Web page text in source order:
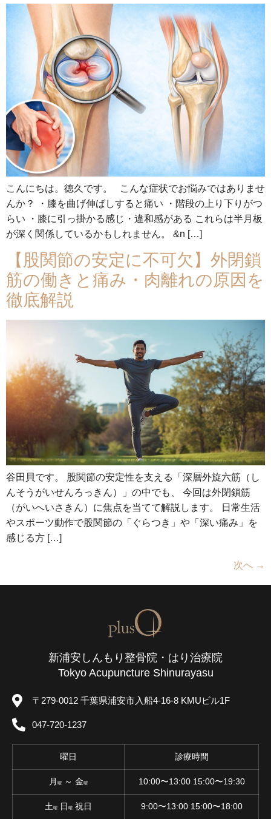
こんにちは。徳久です。 こんな症状でお悩みではありませ
んか？ ・膝を曲げ伸ばしすると痛い ・階段の上り下りがつ
らい ・膝に引っ掛かる感じ・違和感がある これらは半月板
が深く関係しているかもしれません。 &n […]
【股関節の安定に不可欠】外閉鎖
筋の働きと痛み・肉離れの原因を
徹底解説
谷田貝です。 股関節の安定性を支える「深層外旋六筋（し
んそうがいせんろっきん）」の中でも、 今回は外閉鎖筋
（がいへいさきん）に焦点を当てて解説します。 日常生活
やスポーツ動作で股関節の「ぐらつき」や「深い痛み」を
感じる方 […]
次へ →
新浦安しんもり整骨院・はり治療院
Tokyo Acupuncture Shinurayasu
〒279-0012 千葉県浦安市入船4-16-8 KMUビル1F
047-720-1237
曜日 診療時間
月 曜 ～ 金 曜 10:00〜13:00 15:00〜19:30
土曜 日 曜 祝日 9:00〜13:00 15:00〜18:00